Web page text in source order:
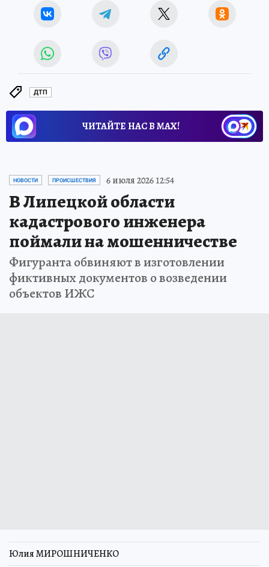
ДТП
ЧИТАЙТЕ НАС В МАХ!
НОВОСТИ ПРОИСШЕСТВИЯ 6 июля 2026 12:54
В Липецкой области
кадастрового инженера
поймали на мошенничестве
Фигуранта обвиняют в изготовлении
фиктивных документов о возведении
объектов ИЖС
Юлия МИРОШНИЧЕНКО